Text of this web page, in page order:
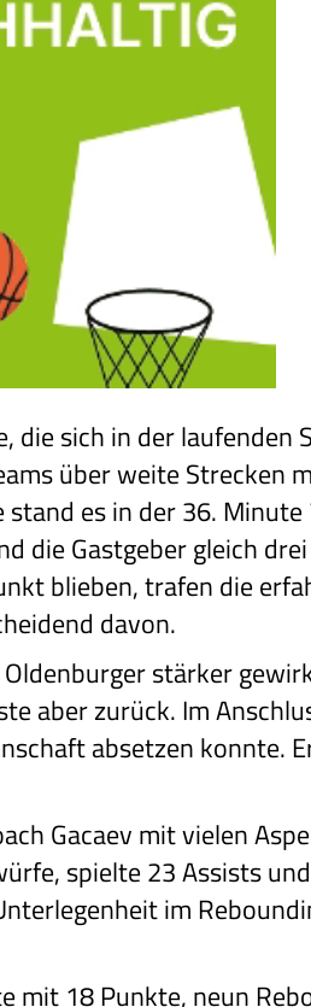
die sich in der
über weite Strecken
stand es in der 36.
die Gastgeber gleich
blieben, trafen die
davon.
stärker
aber zurück. Im
absetzen konnte.
Gacaev mit vielen
spielte 23 Assists
im
mit 18 Punkte, neun